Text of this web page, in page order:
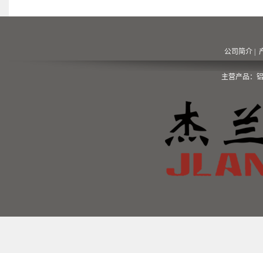
公司简介
主营产品：